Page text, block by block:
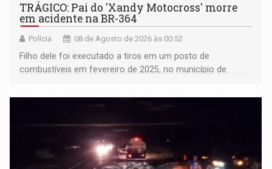
TRÁGICO: Pai do 'Xandy Motocross' morre
em acidente na BR-364
Polícia 08 de Agosto de 2026 às 00:52
Filho dele foi executado a tiros em um posto de
combustíveis em fevereiro de 2025, no município de